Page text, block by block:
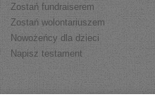
Zostań fundraiserem
Zostań wolontariuszem
Nowożeńcy dla dzieci
Napisz testament